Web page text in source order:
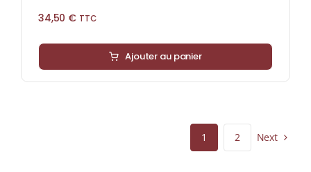
34,50 € TTC
Ajouter au panier
1 2 Next